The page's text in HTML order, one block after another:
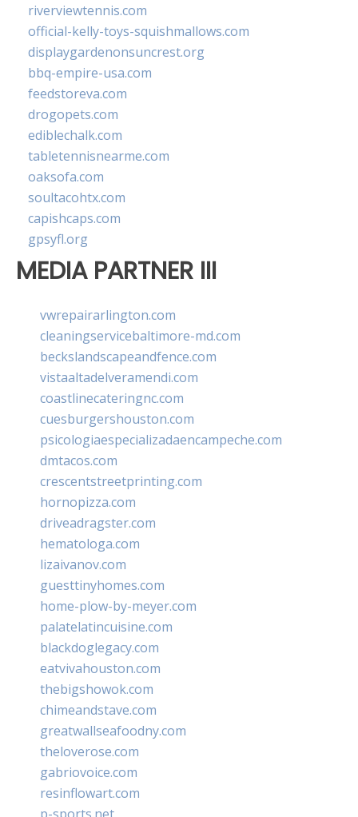
riverviewtennis.com
official-kelly-toys-squishmallows.com
displaygardenonsuncrest.org
bbq-empire-usa.com
feedstoreva.com
drogopets.com
ediblechalk.com
tabletennisnearme.com
oaksofa.com
soultacohtx.com
capishcaps.com
gpsyfl.org
MEDIA PARTNER III
vwrepairarlington.com
cleaningservicebaltimore-md.com
beckslandscapeandfence.com
vistaaltadelveramendi.com
coastlinecateringnc.com
cuesburgershouston.com
psicologiaespecializadaencampeche.com
dmtacos.com
crescentstreetprinting.com
hornopizza.com
driveadragster.com
hematologa.com
lizaivanov.com
guesttinyhomes.com
home-plow-by-meyer.com
palatelatincuisine.com
blackdoglegacy.com
eatvivahouston.com
thebigshowok.com
chimeandstave.com
greatwallseafoodny.com
theloverose.com
gabriovoice.com
resinflowart.com